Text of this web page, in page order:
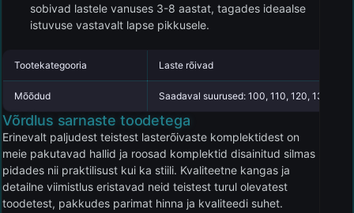
sobivad lastele vanuses 3-8 aastat, tagades ideaalse
istuvuse vastavalt lapse pikkusele.
Tootekategooria Laste rõivad
Mõõdud Saadaval suurused: 100, 110, 120, 130, 140
Võrdlus sarnaste toodetega
Erinevalt paljudest teistest lasterõivaste komplektidest on
meie pakutavad hallid ja roosad komplektid disainitud silmas
pidades nii praktilisust kui ka stiili. Kvaliteetne kangas ja
detailne viimistlus eristavad neid teistest turul olevatest
toodetest, pakkudes parimat hinna ja kvaliteedi suhet.